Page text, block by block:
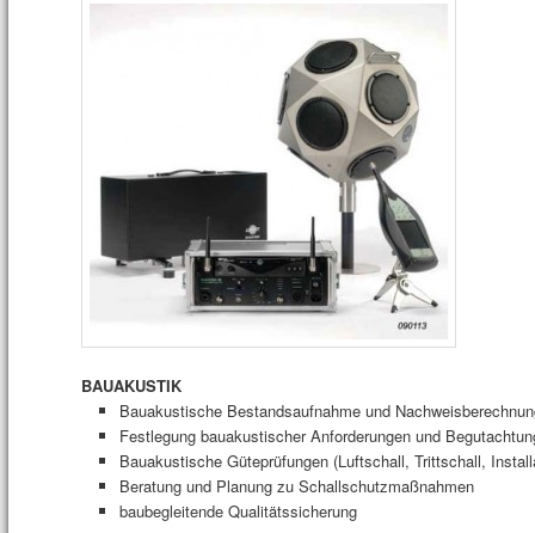
BAUAKUSTIK
Bauakustische Bestandsaufnahme und
Festlegung bauakustischer Anforderungen und
Bauakustische Güteprüfungen (Luftschall, Trittschall,
Beratung und Planung zu Schallschutzmaßnahmen
baubegleitende Qualitätssicherung